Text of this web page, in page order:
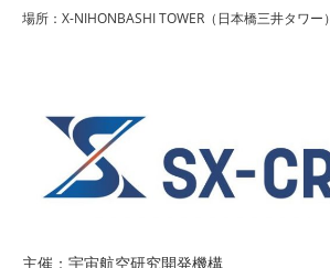
場所：X-NIHONBASHI TOWER（日本橋三井タワー）
主催：宇宙航空研究開発機構